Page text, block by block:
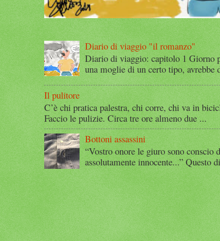
Diario di viaggio "il romanzo"
Diario di viaggio: capitolo 1 Giorno
una moglie di un certo tipo, avrebbe
Il pulitore
C’è chi pratica palestra, chi corre, chi va in
Faccio le pulizie. Circa tre ore almeno due ...
Bottoni assassini
“Vostro onore le giuro sono conscio
assolutamente innocente...” Questo